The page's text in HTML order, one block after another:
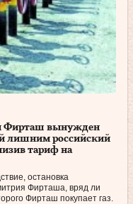
Фирташ вынужден
лишним российский
тариф на
остановка
Фирташа, вряд ли
Фирташ покупает газ.